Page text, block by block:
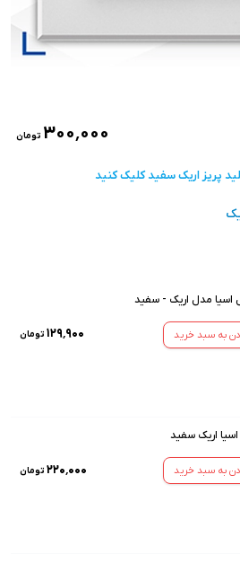
۳۰۰٬۰۰۰ تومان
پریز اریک سفیدکلیک کنید
اسیا مدل اریک - سفید
به سبد خرید ۱۲۹٬۹۰۰ تومان
اریک سفید
به سبد خرید ۲۲۰٬۰۰۰ تومان